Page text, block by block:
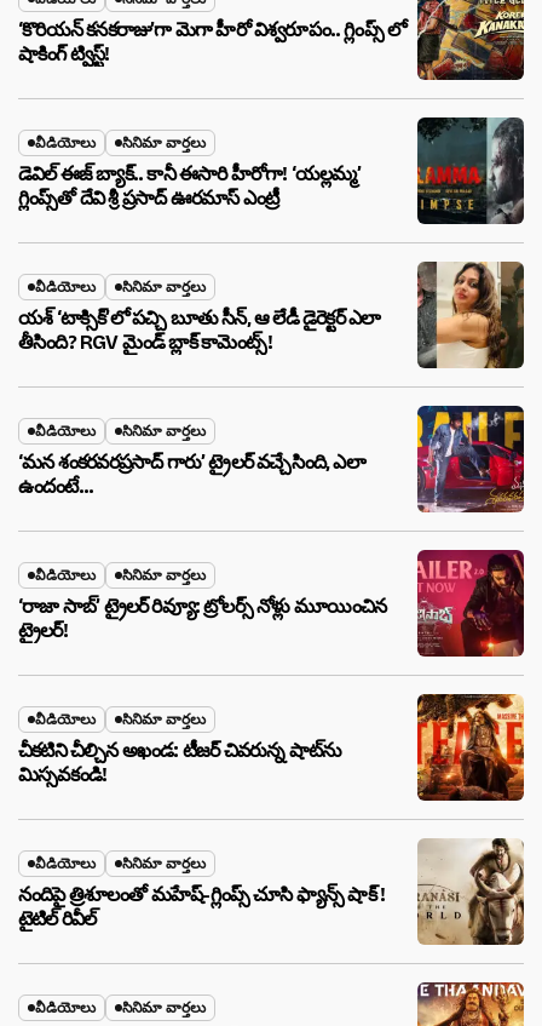
‘కొరియన్ కనకరాజు’గా మెగా హీరో విశ్వరూపం.. గ్లింప్స్ లో
షాకింగ్ ట్విస్ట్!
వీడియోలు సినిమా వార్తలు
డెవిల్ ఈజ్ బ్యాక్.. కానీ ఈసారి హీరోగా! ‘యల్లమ్మ’
గ్లింప్స్‌తో దేవి శ్రీ ప్రసాద్ ఊరమాస్ ఎంట్రీ
వీడియోలు సినిమా వార్తలు
యశ్ ‘టాక్సిక్’లో పచ్చి బూతు సీన్, ఆ లేడీ డైరెక్టర్ ఎలా
తీసింది? RGV మైండ్ బ్లాక్ కామెంట్స్!
వీడియోలు సినిమా వార్తలు
‘మన శంకరవరప్రసాద్ గారు’ ట్రైలర్ వచ్చేసింది, ఎలా
ఉందంటే…
వీడియోలు సినిమా వార్తలు
‘రాజా సాబ్’ ట్రైలర్ రివ్యూ: ట్రోలర్స్ నోళ్లు మూయించిన
ట్రైలర్!
వీడియోలు సినిమా వార్తలు
చీకటిని చీల్చిన అఖండ: టీజర్ చివరున్న షాట్‌ను
మిస్సవకండి!
వీడియోలు సినిమా వార్తలు
నందిపై త్రిశూలంతో మహేష్-గ్లింప్స్ చూసి ఫ్యాన్స్ షాక్ !
టైటిల్ రివీల్
వీడియోలు సినిమా వార్తలు